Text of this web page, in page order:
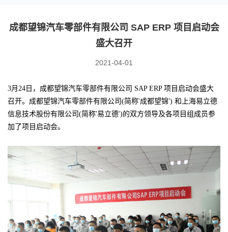
成都望锦汽车零部件有限公司 SAP ERP 项目启动会
盛大召开
2021-04-01
3月24日，成都望锦汽车零部件有限公司 SAP ERP 项目启动会盛大
召开。成都望锦汽车零部件有限公司(简称'成都望锦') 和上海易立德
信息技术股份有限公司(简称'易立德')的双方领导及各项目组成员参
加了项目启动会。